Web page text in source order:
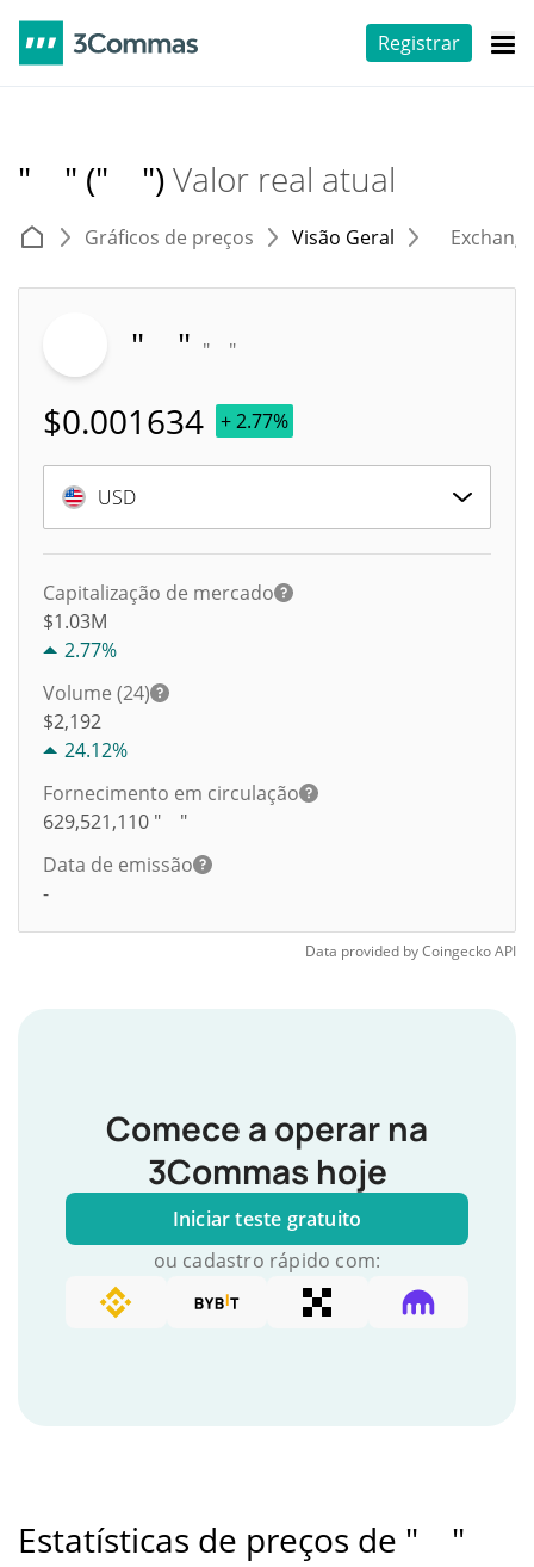
Registrar
" " (" ")Valor real atual
Gráficos de preços Visão Geral
" " " "
$0.001634 + 2.77%
USD
Capitalização de mercado
$1.03M
2.77%
Volume (24)
$2,192
24.12%
Fornecimento em circulação
629,521,110 " "
Data de emissão
-
Data provided byCoingeckoAPI
Comece a operar na
3Commas hoje
Iniciar teste gratuito
ou cadastro rápido com:
Estatísticas de preços de " "